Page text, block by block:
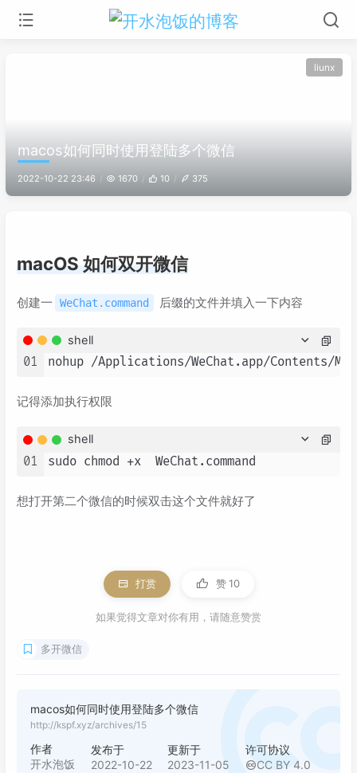
liunx
macos如何同时使用登陆多个微信
2022-10-22 23:46 1670 10 375
macOS 如何双开微信
创建一 WeChat.command 后缀的文件并填入一下内容
shell
01
记得添加执行权限
shell
01
想打开第二个微信的时候双击这个文件就好了
打赏 赞 10
如果觉得文章对你有用，请随意赞赏
多开微信
macos如何同时使用登陆多个微信
http://kspf.xyz/archives/15
作者
开水泡饭
发布于
2022-10-22
更新于
2023-11-05
许可协议
CC BY 4.0